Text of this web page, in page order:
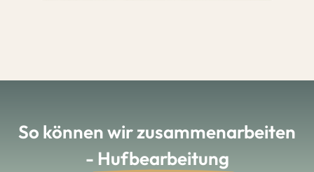
So können wir zusammenarbeiten
- Hufbearbeitung